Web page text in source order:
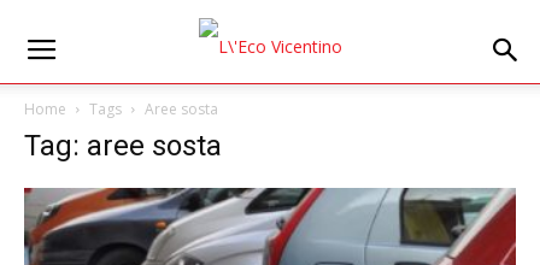
Home Tags Aree sosta
Tag: aree sosta